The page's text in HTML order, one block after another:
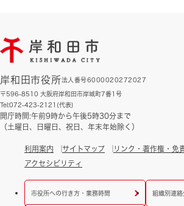
岸和田市役所法人番号6000020272027
〒596-8510 大阪府岸和田市岸城町7番1号
Tel:072-423-2121(代表)
開庁時間:午前9時から午後5時30分まで
（土曜日、日曜日、祝日、年末年始除く）
利用案内 サイトマップ リンク・著作権・免
アクセシビリティ
市役所への行き方・業務時間 組織別連絡